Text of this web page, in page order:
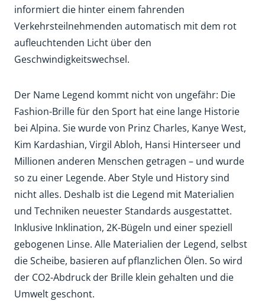
informiert die hinter einem fahrenden
Verkehrsteilnehmenden automatisch mit dem rot
aufleuchtenden Licht über den
Geschwindigkeitswechsel.
Der Name Legend kommt nicht von ungefähr: Die
Fashion-Brille für den Sport hat eine lange Historie
bei Alpina. Sie wurde von Prinz Charles, Kanye West,
Kim Kardashian, Virgil Abloh, Hansi Hinterseer und
Millionen anderen Menschen getragen – und wurde
so zu einer Legende. Aber Style und History sind
nicht alles. Deshalb ist die Legend mit Materialien
und Techniken neuester Standards ausgestattet.
Inklusive Inklination, 2K-Bügeln und einer speziell
gebogenen Linse. Alle Materialien der Legend, selbst
die Scheibe, basieren auf pflanzlichen Ölen. So wird
der CO2-Abdruck der Brille klein gehalten und die
Umwelt geschont.